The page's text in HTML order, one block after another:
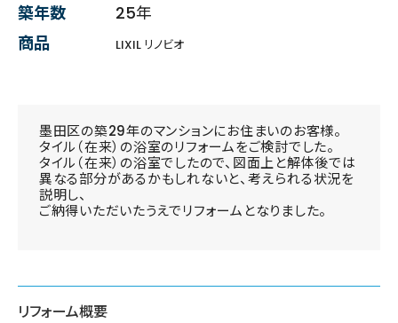
築年数
25年
商品
LIXIL リノビオ
墨田区の築29年のマンションにお住まいのお客様。
タイル（在来）の浴室のリフォームをご検討でした。
タイル（在来）の浴室でしたので、図面上と解体後では
異なる部分があるかもしれないと、考えられる状況を
説明し、
ご納得いただいたうえでリフォームとなりました。
リフォーム概要